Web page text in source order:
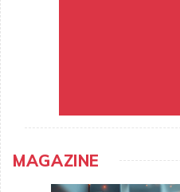
MAGAZINE